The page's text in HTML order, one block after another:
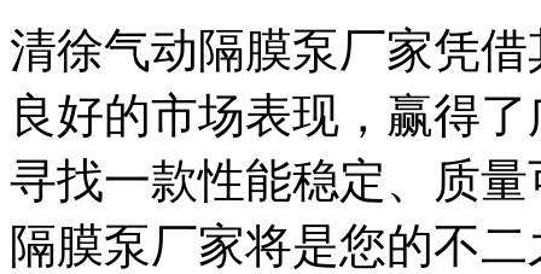
清徐气动隔膜泵厂家凭
良好的市场表现，赢得
寻找一款性能稳定、质
隔膜泵厂家将是您的不